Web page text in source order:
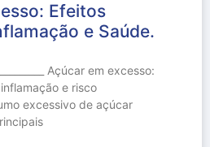
Efeitos
e Saúde.
Açúcar em excesso:
e risco
excessivo de açúcar